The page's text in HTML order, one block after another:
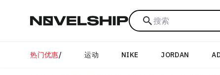
搜索
热门优惠/ 运动 NIKE JORDAN